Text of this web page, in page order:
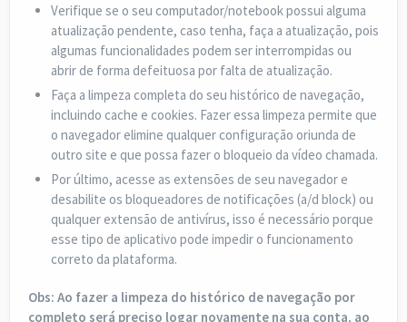
Verifique se o seu computador/notebook possui alguma
atualização pendente, caso tenha, faça a atualização, pois
algumas funcionalidades podem ser interrompidas ou
abrir de forma defeituosa por falta de atualização.
Faça a limpeza completa do seu histórico de navegação,
incluindo cache e cookies. Fazer essa limpeza permite que
o navegador elimine qualquer configuração oriunda de
outro site e que possa fazer o bloqueio da vídeo chamada.
Por último, acesse as extensões de seu navegador e
desabilite os bloqueadores de notificações (a/d block) ou
qualquer extensão de antivírus, isso é necessário porque
esse tipo de aplicativo pode impedir o funcionamento
correto da plataforma.
Obs: Ao fazer a limpeza do histórico de navegação por
completo será preciso logar novamente na sua conta, ao